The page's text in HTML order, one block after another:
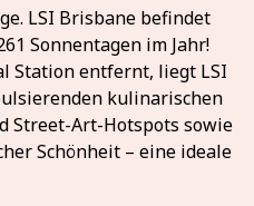
LSI Brisbane befindet
Sonnentagen im Jahr!
Station entfernt, liegt LSI
kulinarischen
Street-Art-Hotspots sowie
Schönheit – eine ideale